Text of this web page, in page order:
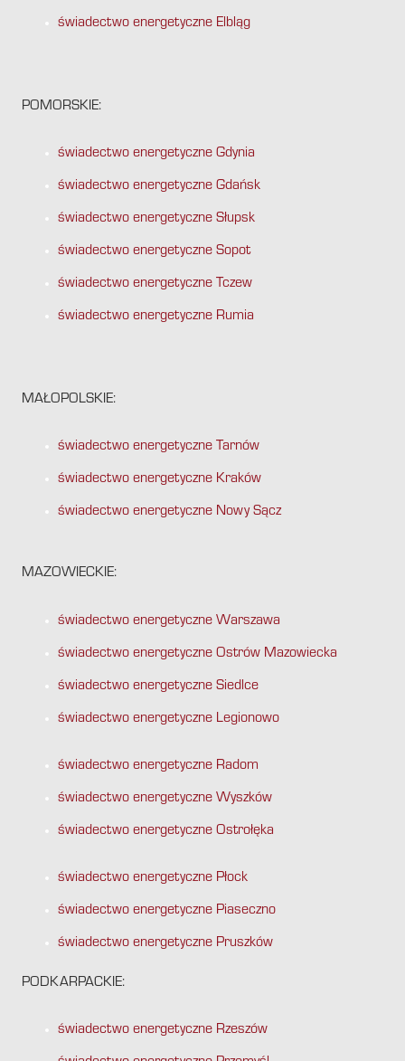
świadectwo energetyczne Elbląg
POMORSKIE:
świadectwo energetyczne Gdynia
świadectwo energetyczne Gdańsk
świadectwo energetyczne Słupsk
świadectwo energetyczne Sopot
świadectwo energetyczne Tczew
świadectwo energetyczne Rumia
MAŁOPOLSKIE:
świadectwo energetyczne Tarnów
świadectwo energetyczne Kraków
świadectwo energetyczne Nowy Sącz
MAZOWIECKIE:
świadectwo energetyczne Warszawa
świadectwo energetyczne Ostrów Mazowiecka
świadectwo energetyczne Siedlce
świadectwo energetyczne Legionowo
świadectwo energetyczne Radom
świadectwo energetyczne Wyszków
świadectwo energetyczne Ostrołęka
świadectwo energetyczne Płock
świadectwo energetyczne Piaseczno
świadectwo energetyczne Pruszków
PODKARPACKIE:
świadectwo energetyczne Rzeszów